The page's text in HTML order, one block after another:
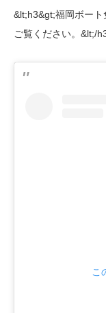
&lt;h3&gt;福岡ボー
ご覧ください。&lt;/
こ